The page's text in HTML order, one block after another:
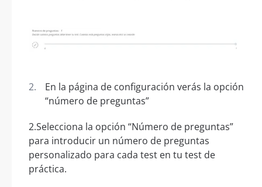
En la página de configuración verás la opción
“número de preguntas”
2.Selecciona la opción “Número de preguntas”
para introducir un número de preguntas
personalizado para cada test en tu test de
práctica.